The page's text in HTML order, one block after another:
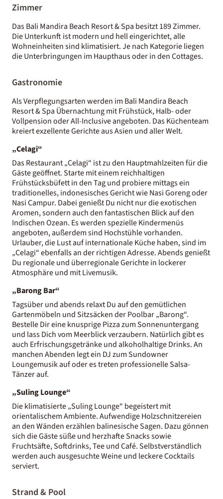
Zimmer
Das Bali Mandira Beach Resort & Spa besitzt 189 Zimmer.
Die Unterkunft ist modern und hell eingerichtet, alle
Wohneinheiten sind klimatisiert. Je nach Kategorie liegen
die Unterbringungen im Haupthaus oder in den Cottages.
Gastronomie
Als Verpflegungsarten werden im Bali Mandira Beach
Resort & Spa Übernachtung mit Frühstück, Halb- oder
Vollpension oder All-Inclusive angeboten. Das Küchenteam
kreiert exzellente Gerichte aus Asien und aller Welt.
„Celagi“
Das Restaurant „Celagi“ ist zu den Hauptmahlzeiten für die
Gäste geöffnet. Starte mit einem reichhaltigen
Frühstücksbüfett in den Tag und probiere mittags ein
traditionelles, indonesisches Gericht wie Nasi Goreng oder
Nasi Campur. Dabei genießt Du nicht nur die exotischen
Aromen, sondern auch den fantastischen Blick auf den
Indischen Ozean. Es werden spezielle Kindermenüs
angeboten, außerdem sind Hochstühle vorhanden.
Urlauber, die Lust auf internationale Küche haben, sind im
„Celagi“ ebenfalls an der richtigen Adresse. Abends genießt
Du regionale und überregionale Gerichte in lockerer
Atmosphäre und mit Livemusik.
„Barong Bar“
Tagsüber und abends relaxt Du auf den gemütlichen
Gartenmöbeln und Sitzsäcken der Poolbar „Barong“.
Bestelle Dir eine knusprige Pizza zum Sonnenuntergang
und lass Dich vom Meerblick verzaubern. Natürlich gibt es
auch Erfrischungsgetränke und alkoholhaltige Drinks. An
manchen Abenden legt ein DJ zum Sundowner
Loungemusik auf oder es treten professionelle Salsa-
Tänzer auf.
„Suling Lounge“
Die klimatisierte „Suling Lounge“ begeistert mit
orientalischem Ambiente. Aufwendige Holzschnitzereien
an den Wänden erzählen balinesische Sagen. Dazu gönnen
sich die Gäste süße und herzhafte Snacks sowie
Fruchtsäfte, Softdrinks, Tee und Café. Selbstverständlich
werden auch ausgesuchte Weine und leckere Cocktails
serviert.
Strand & Pool